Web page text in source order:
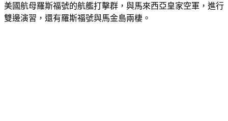
美國航母羅斯福號的航艦打擊群，與馬來西亞皇家空軍，進行